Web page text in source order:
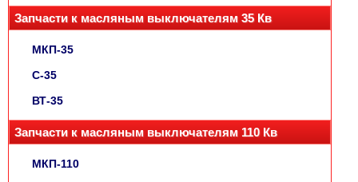
Запчасти к масляным выключателям 35 Кв
МКП-35
С-35
ВТ-35
Запчасти к масляным выключателям 110 Кв
МКП-110